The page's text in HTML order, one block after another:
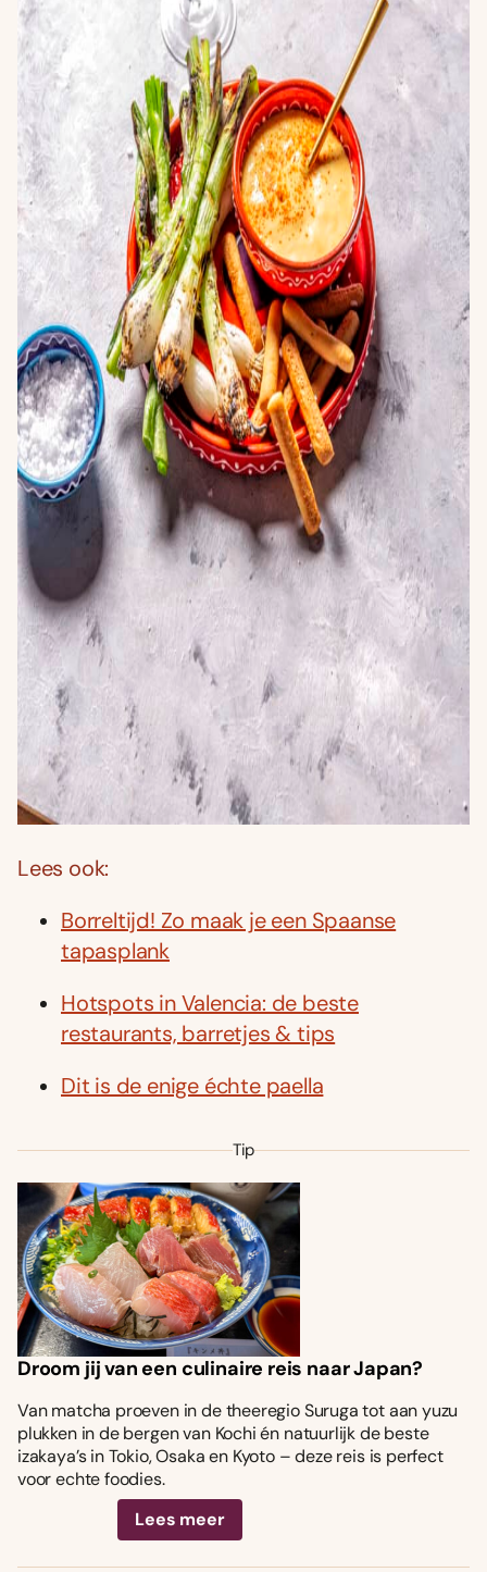
Lees ook:
Borreltijd! Zo maak je een Spaanse
tapasplank
Hotspots in Valencia: de beste
restaurants, barretjes & tips
Dit is de enige échte paella
Tip
Droom jij van een culinaire reis naar Japan?
Van matcha proeven in de theeregio Suruga tot aan yuzu
plukken in de bergen van Kochi én natuurlijk de beste
izakaya’s in Tokio, Osaka en Kyoto – deze reis is perfect
voor echte foodies.
Lees meer